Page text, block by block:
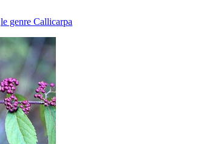
le genre Callicarpa